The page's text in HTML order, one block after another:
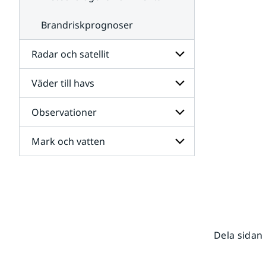
Brandriskprognoser
Radar och satellit
Undersidor
för
Radar
och
satellit
Väder till havs
Undersidor
för
Väder
till
havs
Observationer
Undersidor
för
Mark och vatten
Dela sidan